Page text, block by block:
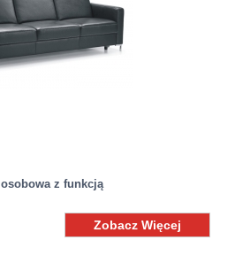
z funkcją
Zobacz Więcej